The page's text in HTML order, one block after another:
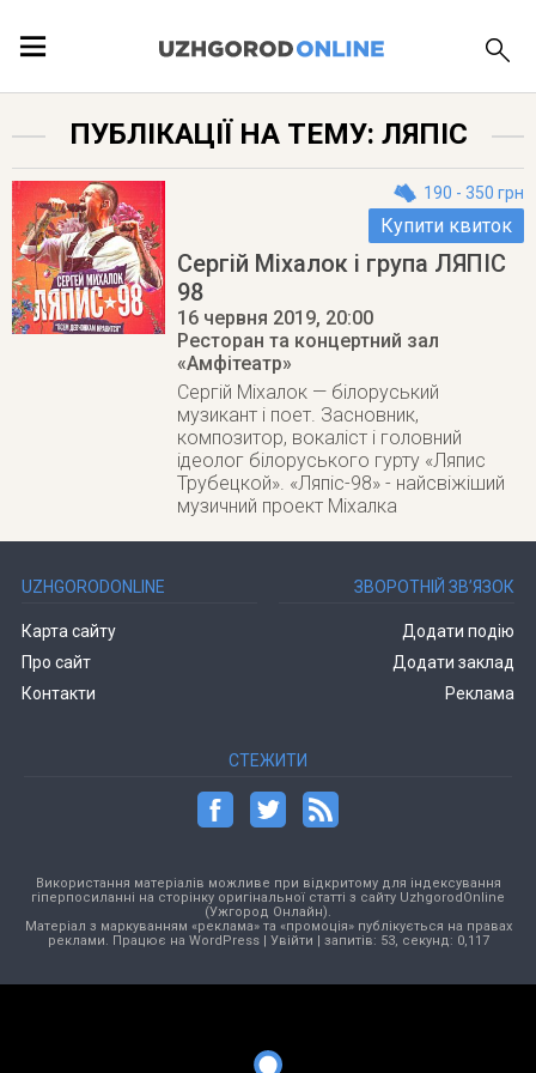
ЛОКАЦІЇ
ПУБЛІКАЦІЇ
ПУБЛІКАЦІЇ НА ТЕМУ: ЛЯПІС
190 - 350 грн
Купити квиток
Сергій Міхалок і група ЛЯПІС
98
16 червня 2019, 20:00
Ресторан та концертний зал
«Амфітеатр»
Сергій Міхалок — білоруський
музикант і поет. Засновник,
композитор, вокаліст і головний
ідеолог білоруського гурту «Ляпис
Трубецкой». «Ляпіс-98» - найсвіжіший
музичний проект Міхалка
UZHGORODONLINE
Карта сайту
Про сайт
Контакти
ЗВОРОТНІЙ ЗВ’ЯЗОК
Додати подію
Додати заклад
Реклама
СТЕЖИТИ
Використання матеріалів можливе при відкритому для індексування
гіперпосиланні на сторінку оригінальної статті з сайту UzhgorodOnline
(Ужгород Онлайн).
Матеріал з маркуванням «реклама» та «промоція» публікується на правах
реклами. Працює на WordPress| Увійти | запитів: 53, секунд: 0,117